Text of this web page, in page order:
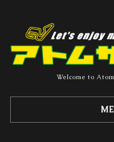
Welcome to